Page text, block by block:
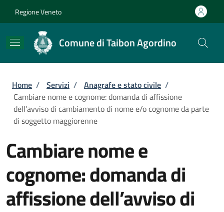
Regione Veneto
Comune di Taibon Agordino
Briciole di pane
Home / Servizi / Anagrafe e stato civile /
Cambiare nome e cognome: domanda di affissione
dell’avviso di cambiamento di nome e/o cognome da parte
di soggetto maggiorenne
Cambiare nome e
cognome: domanda di
affissione dell’avviso di